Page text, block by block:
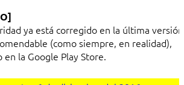
ya está corregido en la última
(como siempre, en realidad),
en la Google Play Store.